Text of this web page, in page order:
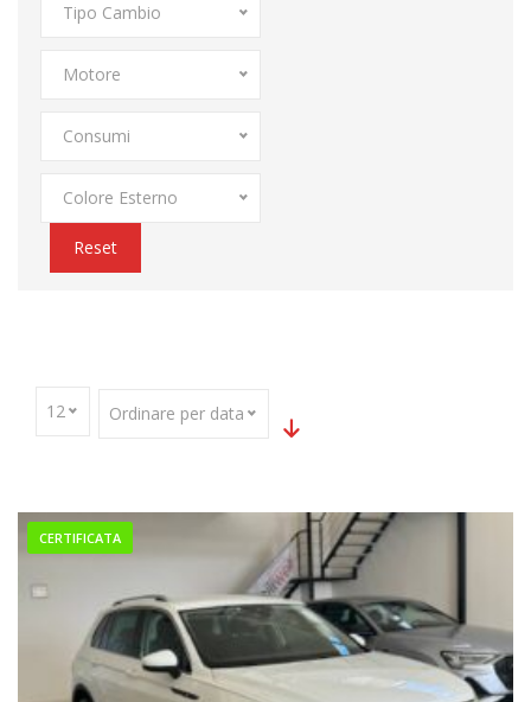
Tipo Cambio
Motore
Consumi
Colore Esterno
Reset
12
Ordinare per data
CERTIFICATA